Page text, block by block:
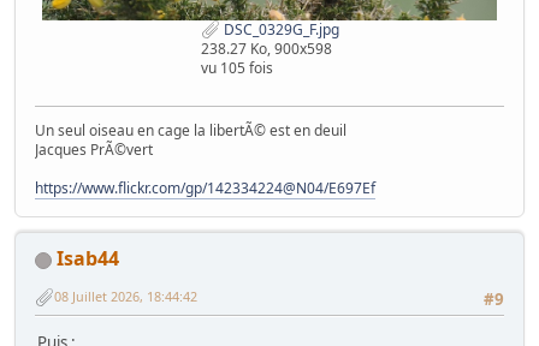
DSC_0329G_F.jpg
238.27 Ko, 900x598
vu 105 fois
Un seul oiseau en cage la libertÃ© est en deuil
Jacques PrÃ©vert
https://www.flickr.com/gp/142334224@N04/E697Ef
Isab44
#9
08 Juillet 2026, 18:44:42